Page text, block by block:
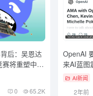
后：吴恩达
将重塑中美
0 65.2K
OpenAI
来AI蓝图
Agent、
AI新闻
2年前